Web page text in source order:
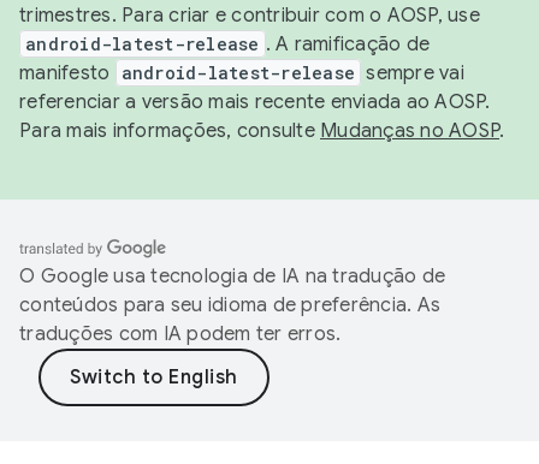
trimestres. Para criar e contribuir com o AOSP, use
android-latest-release . A ramificação de
manifesto
android-latest-release sempre vai
referenciar a versão mais recente enviada ao AOSP.
Para mais informações, consulte Mudanças no AOSP.
O Google usa tecnologia de IA na tradução de
conteúdos para seu idioma de preferência. As
traduções com IA podem ter erros.